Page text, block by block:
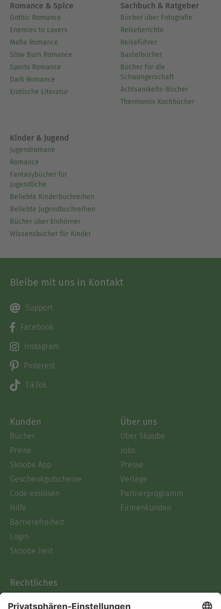
Romance & Spice
Gothic Romance
Enemies to Lovers
Mafia Romance
Slow Burn Romance
Sports Romance
Dark Romance
Erotische Literatur
Sachbuch & Ratgeber
Bücher über Fotografie
Reiseberichte
Reiseführer
Bastelbücher
Bücher für die
Schwangerschaft
Achtsamkeits-Bücher
Thermomix Kochbücher
Kinder & Jugend
Jugendromane
Romance
Fantasybücher für
Jugendliche
Beliebte Kinderbuchreihen
Beliebte Jugendbuchreihen
Bücher über Einhörner
Wissensbücher für Kinder
Bleibe mit uns in Kontakt
Support
Facebook
Instagram
Pinterest
TikTok
Kunden
Bücher
Preise
Skoobe App
Geschenkgutscheine
Code einlösen
Hilfe
Barrierefreiheit
Login
Skoobe liest
Über uns
Über Skoobe
Jobs
Presse
Verlage
Partnerprogramm
Firmenkunden
Rechtliches